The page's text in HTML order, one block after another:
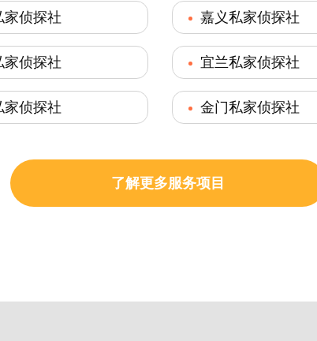
家侦探社 嘉义私家侦探社
家侦探社 宜兰私家侦探社
家侦探社 金门私家侦探社
了解更多服务项目